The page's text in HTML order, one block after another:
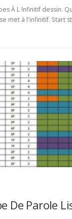
À L Infinitif dessin.
met à l'infinitif. Start
De Parole